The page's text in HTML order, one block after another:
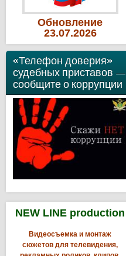
Обновление
23.07.2026
«Телефон доверия»
судебных приставов —
сообщите о коррупции
NEW LINE production
Видеосъемка и монтаж
сюжетов для телевидения,